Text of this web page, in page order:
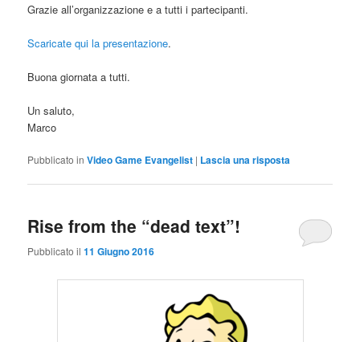
Grazie all’organizzazione e a tutti i partecipanti.
Scaricate qui la presentazione.
Buona giornata a tutti.
Un saluto,
Marco
Pubblicato in Video Game Evangelist | Lascia una risposta
Rise from the “dead text”!
Pubblicato il11 Giugno 2016